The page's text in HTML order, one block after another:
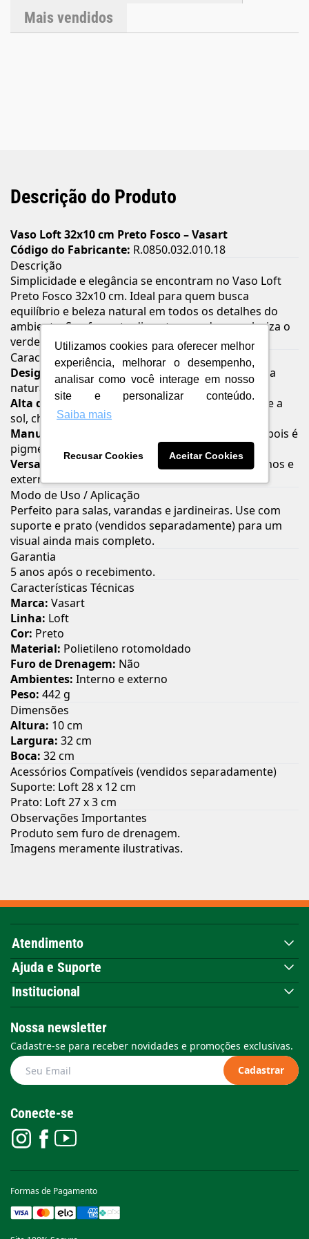
Utilizamos cookies para oferecer melhor
experiência, melhorar o desempenho,
analisar como você interage em nosso
site e personalizar conteúdo.
Saiba mais
Recusar Cookies Aceitar Cookies
Mais vendidos
Descrição do Produto
Vaso Loft 32x10 cm Preto Fosco – Vasart
Código do Fabricante: R.0850.032.010.18
Descrição
Simplicidade e elegância se encontram no Vaso Loft
Preto Fosco 32x10 cm. Ideal para quem busca
equilíbrio e beleza natural em todos os detalhes do
ambiente. Seu formato discreto e moderno valoriza o
verde das plantas e transmite leveza ao espaço.
Características e Benefícios
Design minimalista e sofisticado:
Realça a beleza
natural das plantas.
Alta durabilidade:
Polietileno reciclável resistente a
sol, chuva e impactos leves.
Manutenção fácil:
Não desbota com a lavagem, pois é
pigmentado na massa.
Versatilidade de uso:Ideal para ambientes internos e
externos.
Modo de Uso / Aplicação
Perfeito para salas, varandas e jardineiras. Use com
suporte e prato (vendidos separadamente) para um
visual ainda mais completo.
Garantia
5 anos após o recebimento.
Características Técnicas
Marca: Vasart
Linha: Loft
Cor: Preto
Material: Polietileno rotomoldado
Furo de Drenagem: Não
Ambientes: Interno e externo
Peso: 442 g
Dimensões
Altura: 10 cm
Largura: 32 cm
Boca: 32 cm
Acessórios Compatíveis (vendidos separadamente)
Suporte: Loft 28 x 12 cm
Prato: Loft 27 x 3 cm
Observações Importantes
Produto sem furo de drenagem.
Imagens meramente ilustrativas.
Atendimento
Ajuda e Suporte
Institucional
Nossa newsletter
Cadastre-se para receber novidades e promoções exclusivas.
Cadastrar
Conecte-se
Formas de Pagamento